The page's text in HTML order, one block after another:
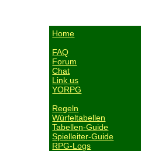
Home
FAQ
Forum
Chat
Link us
YORPG
Regeln
Würfeltabellen
Tabellen-Guide
Spielleiter-Guide
RPG-Logs